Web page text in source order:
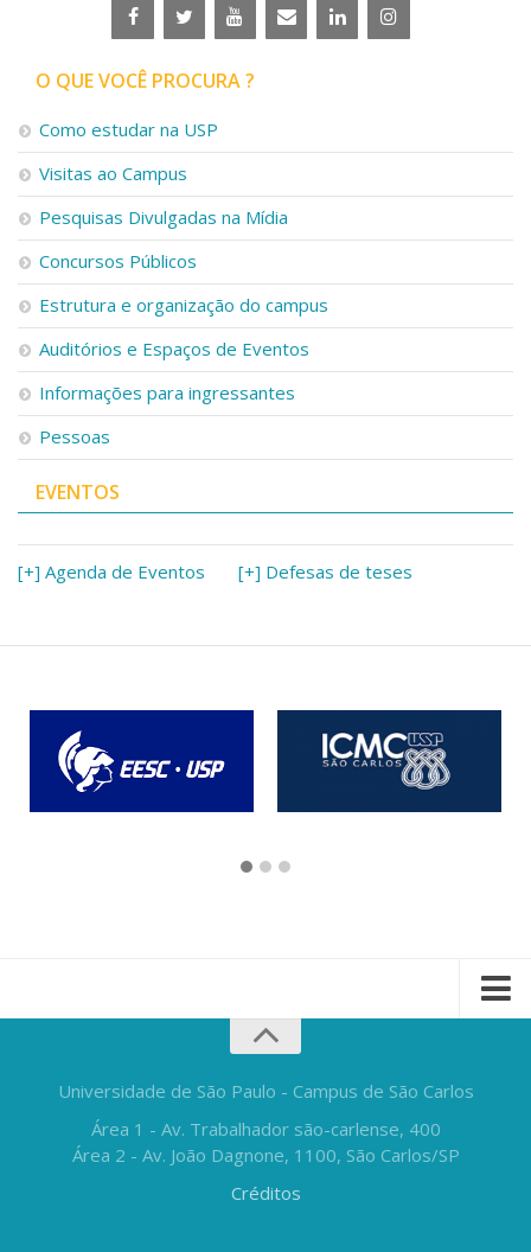
O QUE VOCÊ PROCURA ?
Como estudar na USP
Visitas ao Campus
Pesquisas Divulgadas na Mídia
Concursos Públicos
Estrutura e organização do campus
Auditórios e Espaços de Eventos
Informações para ingressantes
Pessoas
EVENTOS
[+] Agenda de Eventos [+] Defesas de teses
Universidade de São Paulo - Campus de São Carlos
Área 1 - Av. Trabalhador são-carlense, 400
Área 2 - Av. João Dagnone, 1100, São Carlos/SP
Créditos